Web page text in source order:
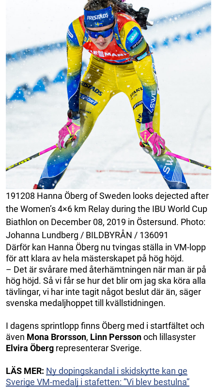
191208 Hanna Öberg of Sweden looks dejected after
the Women’s 4×6 km Relay during the IBU World Cup
Biathlon on December 08, 2019 in Östersund. Photo:
Johanna Lundberg / BILDBYRÅN / 136091
Därför kan Hanna Öberg nu tvingas ställa in VM-lopp
för att klara av hela mästerskapet på hög höjd.
– Det är svårare med återhämtningen när man är på
hög höjd. Så vi får se hur det blir om jag ska köra alla
tävlingar, vi har inte tagit något beslut där än, säger
svenska medaljhoppet till kvällstidningen.
I dagens sprintlopp finns Öberg med i startfältet och
även Mona Brorsson, Linn Perssonoch lillasyster
Elvira Öberg representerar Sverige.
LÄS MER: Ny dopingskandal i skidskytte kan ge
Sverige VM-medalj i stafetten: ”Vi blev bestulna”